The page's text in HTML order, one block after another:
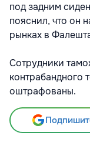
под задним
пояснил, что он
рынках в
Сотрудники
контрабандного
оштрафованы.